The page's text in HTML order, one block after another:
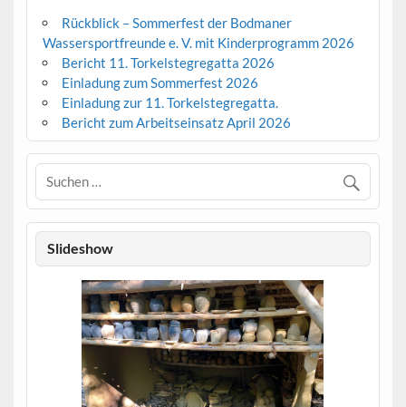
Rückblick – Sommerfest der Bodmaner
Wassersportfreunde e. V. mit Kinderprogramm 2026
Bericht 11. Torkelstegregatta 2026
Einladung zum Sommerfest 2026
Einladung zur 11. Torkelstegregatta.
Bericht zum Arbeitseinsatz April 2026
Slideshow